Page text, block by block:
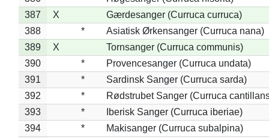
387
X
Gærdesanger (Curruca curruca)
388
*
Asiatisk Ørkensanger (Curruca nana)
389
X
Tornsanger (Curruca communis)
390
*
Provencesanger (Curruca undata)
391
*
Sardinsk Sanger (Curruca sarda)
392
*
Rødstrubet Sanger (Curruca
393
*
Iberisk Sanger (Curruca iberiae)
394
*
Makisanger (Curruca subalpina)